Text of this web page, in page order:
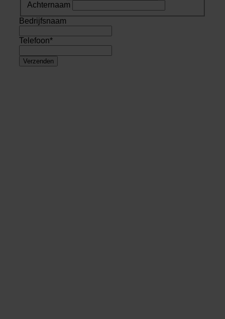
Achternaam
Bedrijfsnaam
Telefoon*